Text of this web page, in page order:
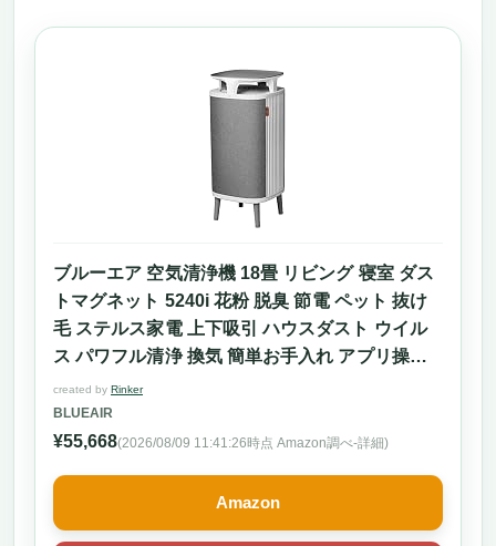
ただ静かなだけじゃない。HEPASilent®が実
現する“寝ている間の空気洗浄”。
寝室でも「使いやすい」が大事。アプリで光
も風も、手元でコントロール。
「寝室で静かな空気清浄機」を探す中で、こ
の商品が向いている人・向いていない人。
気を変える一台。
シャープ KI-SX70-W｜寝室で静かな空気清浄
機を探しているあなたへ。睡眠の質が変わる、
高機能で穏やかな一台
寝ている間に空気も湿度も整う。乾燥が気に
ブルーエア 空気清浄機 18畳 リビング 寝室 ダス
トマグネット 5240i 花粉 脱臭 節電 ペット 抜け
毛 ステルス家電 上下吸引 ハウスダスト ウイル
ス パワフル清浄 換気 簡単お手入れ アプリ操作
グレー
created by Rinker
BLUEAIR
¥55,668(2026/08/09 11:41:26時点 Amazon調べ-詳細)
Amazon